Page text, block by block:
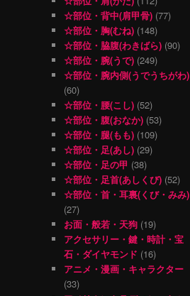
☆部位・背中(肩甲骨) (77)
☆部位・胸(むね) (148)
☆部位・脇腹(わきばら) (90)
☆部位・腕(うで) (249)
☆部位・腕内側(うでうちがわ)
(60)
☆部位・腰(こし) (52)
☆部位・腹(おなか) (53)
☆部位・腿(もも) (109)
☆部位・足(あし) (29)
☆部位・足の甲 (38)
☆部位・足首(あしくび) (52)
☆部位・首・耳裏(くび・みみ)
(27)
お面・般若・天狗 (19)
アクセサリー・鍵・時計・宝
石・ダイヤモンド (16)
アニメ・漫画・キャラクター
(33)